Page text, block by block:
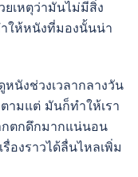
ยเหตุว่ามันไม่มีสิ่ง
ให้หนังที่มองนั้นน่า
นังช่วงเวลากลางวัน
ามแต่ มันก็ทำให้เรา
ตกดึกมากแน่นอน
รื่องราวได้ลื่นไหลเพิ่ม